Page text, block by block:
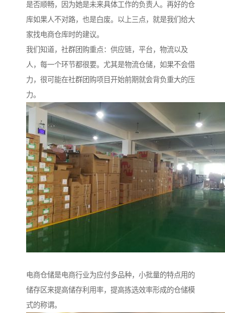
是否顺畅，因为她是未来具体工作的负责人。再好的仓
库如果人不对路，也是白废。以上三点，就是我们给大
家找电商仓库时的建议。
我们知道，社群团购重点：供应链，平台，物流以及
人，每一个环节都很要。尤其是物流仓储，如果不会借
力，很可能在社群团购项目开始前期就会背负重大的压
力。
电商仓储是电商行业为应付多品种，小批量的特点用的
储存区来提高储存利用率，提高拣选效率形成的仓储模
式的称谓。